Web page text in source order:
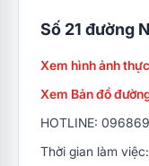
Số 21 đường
Xem hình ảnh
Xem Bản đồ
HOTLINE:
Thời gian làm